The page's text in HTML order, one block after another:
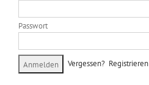
Passwort
Vergessen? Registrieren